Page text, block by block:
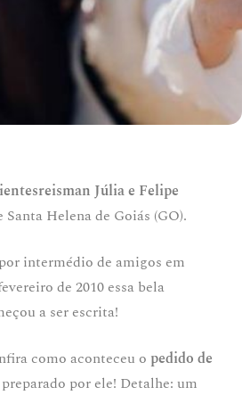
Júlia e Felipe
Helena de Goiás (GO).
intermédio de amigos em
de 2010 essa bela
a ser escrita!
como aconteceu o pedido de
preparado por ele! Detalhe: um